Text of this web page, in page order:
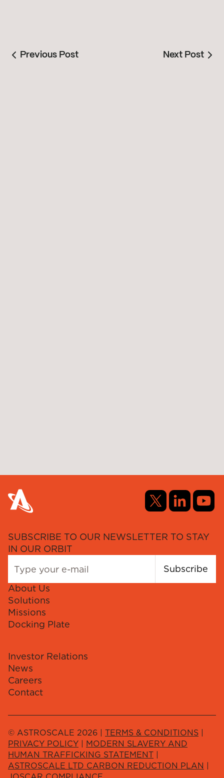
Previous Post Next Post
SUBSCRIBE TO OUR NEWSLETTER TO STAY
IN OUR ORBIT
Subscribe
About Us
Solutions
Missions
Docking Plate
Investor Relations
News
Careers
Contact
© ASTROSCALE 2026 | TERMS & CONDITIONS |
PRIVACY POLICY | MODERN SLAVERY AND
HUMAN TRAFFICKING STATEMENT |
ASTROSCALE LTD CARBON REDUCTION PLAN |